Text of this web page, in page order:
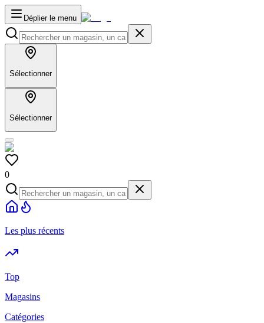
Déplier le menu
Sélectionner
Sélectionner
0
Les plus récents
Top
Magasins
Catégories